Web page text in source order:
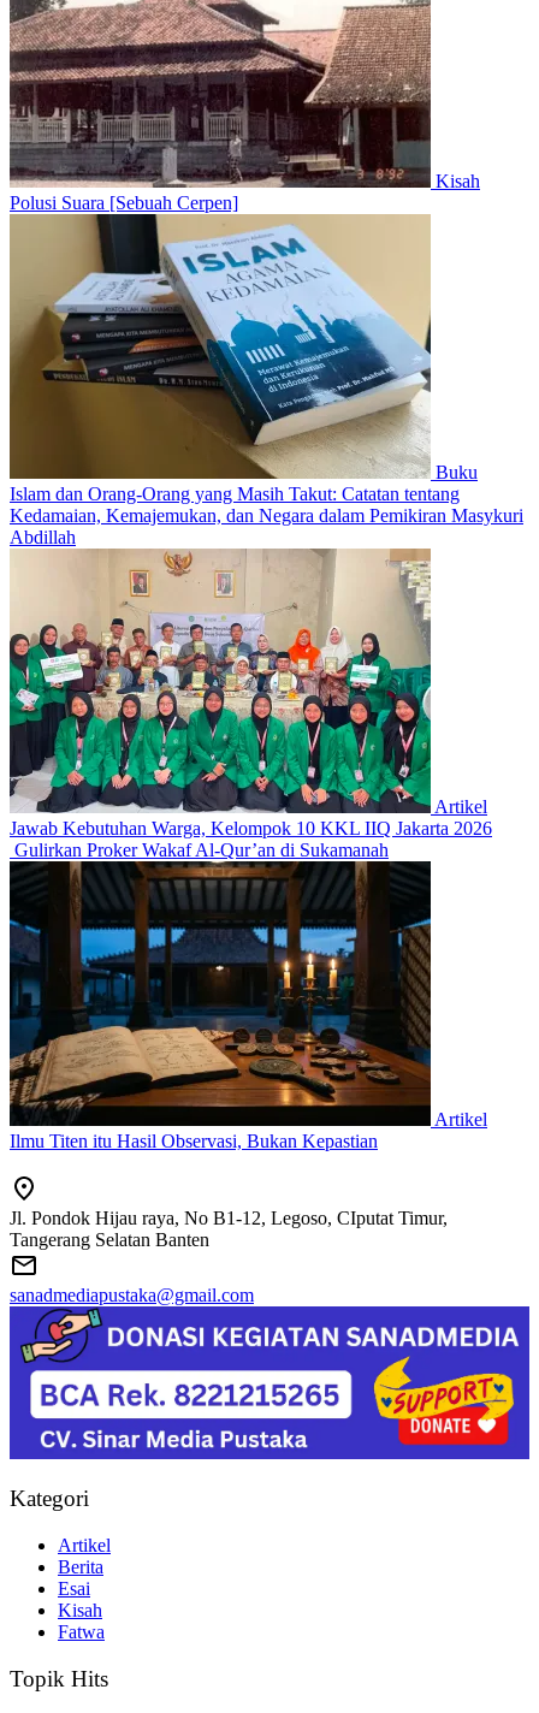
Kisah
Polusi Suara [Sebuah Cerpen]
Buku
Islam dan Orang-Orang yang Masih Takut: Catatan tentang
Kedamaian, Kemajemukan, dan Negara dalam Pemikiran Masykuri
Abdillah
Artikel
Jawab Kebutuhan Warga, Kelompok 10 KKL IIQ Jakarta 2026
Gulirkan Proker Wakaf Al-Qur’an di Sukamanah
Artikel
Ilmu Titen itu Hasil Observasi, Bukan Kepastian
Jl. Pondok Hijau raya, No B1-12, Legoso, CIputat Timur,
Tangerang Selatan Banten
sanadmediapustaka@gmail.com
Kategori
Artikel
Berita
Esai
Kisah
Fatwa
Topik Hits